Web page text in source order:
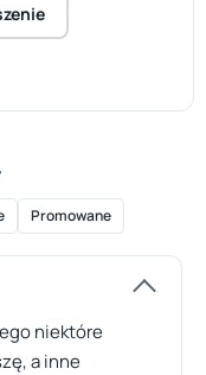
Promowane
niektóre
a inne